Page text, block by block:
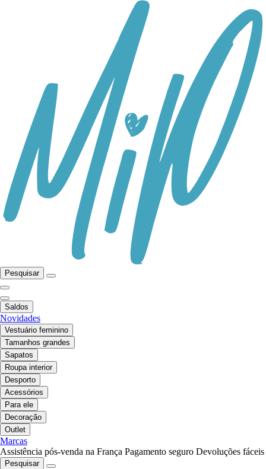
Pesquisar
Saldos
Novidades
Vestuário feminino
Tamanhos grandes
Sapatos
Roupa interior
Desporto
Acessórios
Para ele
Decoração
Outlet
Marcas
Assistência pós-venda na França Pagamento seguro Devoluções fáceis
Pesquisar